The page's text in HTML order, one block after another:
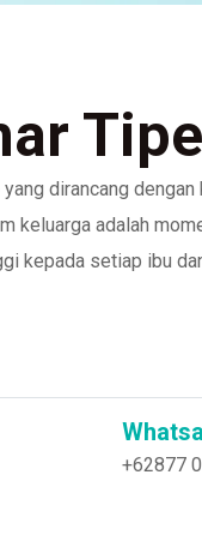
dirancang dengan
keluarga adalah
kepada setiap ibu
+62877